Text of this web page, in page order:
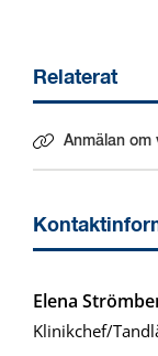
Relaterat
Anmälan om
Länk till
Elena
Klinikchef/